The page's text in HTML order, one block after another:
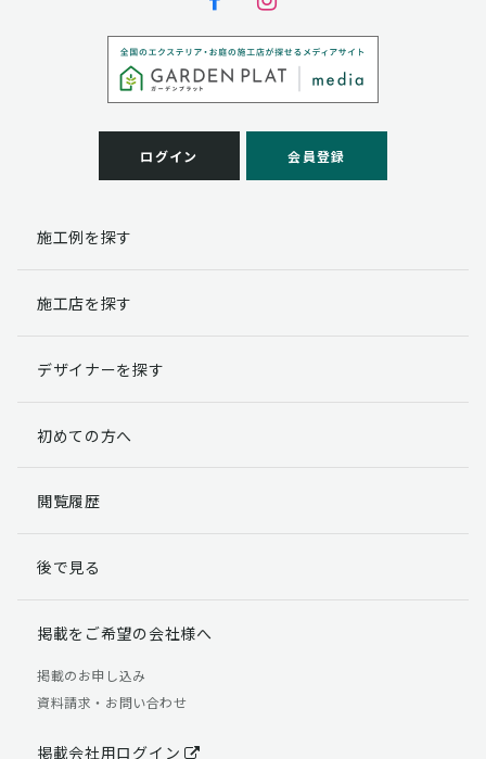
個人情報の取扱い業務の委託
弊社は事業運営上、お客様により良いサービスを提供す
るために業務の一部を外部に委託しており、業務委託先
客様には、貴殿の個人情報の利用目的の通知、開示、訂
理・機密保持などによりお客様の個人情報の漏洩防止に
個人情報提出の任意性
す。
らかじめご了承ください。
個人情報の開示請求について
る権利があります。
「個人情報の取り扱いについて」
【お問合せ先】 個人情報問合せ窓口
TEL：03-5411-7891（平日9:00 ～ 18:00）
ログイン 会員登録
施工例を探す
施工店を探す
デザイナーを探す
初めての方へ
閲覧履歴
後で見る
掲載をご希望の会社様へ
掲載のお申し込み
資料請求・お問い合わせ
掲載会社用ログイン